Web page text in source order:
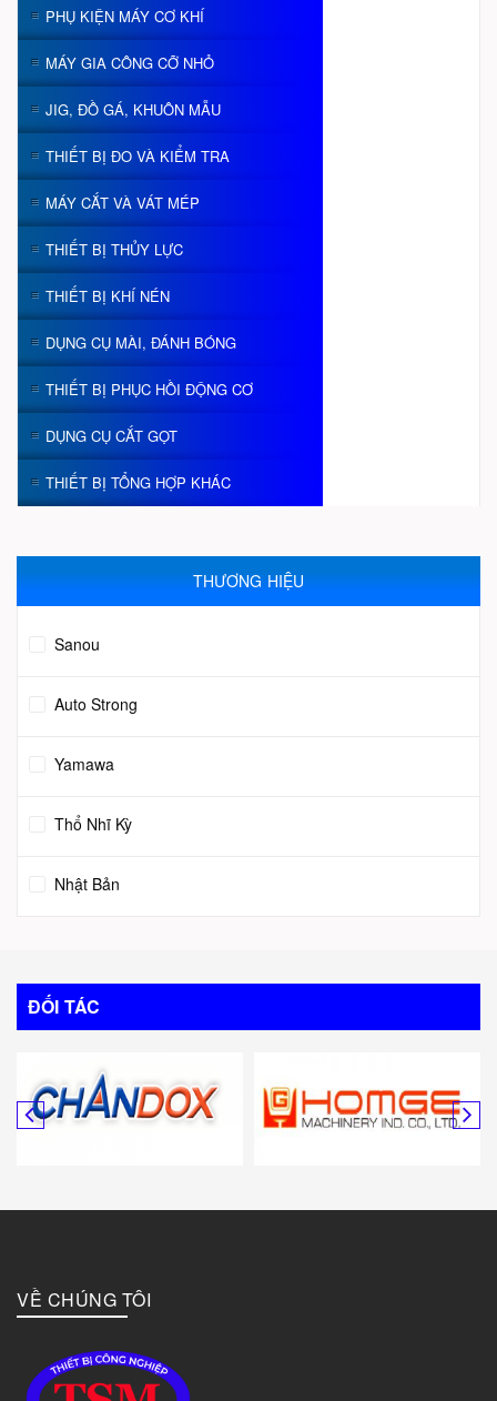
PHỤ KIỆN MÁY CƠ KHÍ
MÁY GIA CÔNG CỠ NHỎ
JIG, ĐỒ GÁ, KHUÔN MẪU
THIẾT BỊ ĐO VÀ KIỂM TRA
MÁY CẮT VÀ VÁT MÉP
THIẾT BỊ THỦY LỰC
THIẾT BỊ KHÍ NÉN
DỤNG CỤ MÀI, ĐÁNH BÓNG
THIẾT BỊ PHỤC HỒI ĐỘNG CƠ
DỤNG CỤ CẮT GỌT
THIẾT BỊ TỔNG HỢP KHÁC
THƯƠNG HIỆU
Sanou
Auto Strong
Yamawa
Thổ Nhĩ Kỳ
Nhật Bản
Italy
Canada
Đài Loan
Bulgary
ĐỐI TÁC
VỀ CHÚNG TÔI